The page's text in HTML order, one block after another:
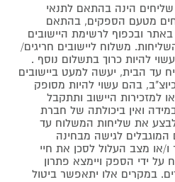
הינה בהתאם לתנאי
מטעם הספקים, בהתאם
ובכפוף לרשימת היישובים
משלוח ליישובים חריגים/
להיות כרוך בתשלום נוסף .
עד הבית, יעשה למעט ביישובים
בהם עשוי להיות מסופק
למזכירות היישוב ותתקבל
ואין ביכולתה של חברת
את שליחות המשלוח עד
המוגבלים לגישה מבחינה
ו/או מצב העלול לסכן את חיי
על ידי הספק ויימצא פתרון
במקרים אלו יתאפשר ביטול